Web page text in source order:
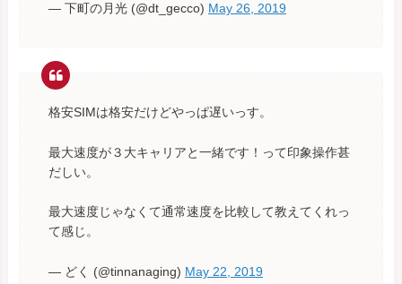
— 下町の月光 (@dt_gecco) May 26, 2019
格安SIMは格安だけどやっぱ遅いっす。
最大速度が３大キャリアと一緒です！って印象操作甚
だしい。
最大速度じゃなくて通常速度を比較して教えてくれっ
て感じ。
— どく (@tinnanaging) May 22, 2019